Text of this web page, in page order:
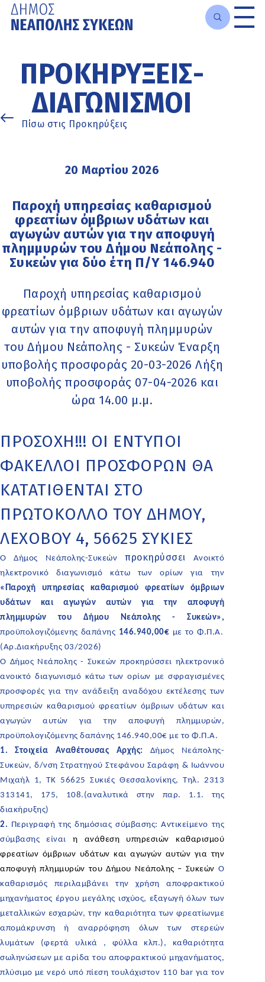
κυρίως
περιεχόμενο
ΠΡΟΚΗΡΎΞΕΙΣ-
ΔΙΑΓΩΝΙΣΜΟΊ
Πίσω στις Προκηρύξεις
20 Μαρτίου 2026
Παροχή υπηρεσίας καθαρισμού
φρεατίων όμβριων υδάτων και
αγωγών αυτών για την αποφυγή
πλημμυρών του Δήμου Νεάπολης -
Συκεών για δύο έτη Π/Υ 146.940
Παροχή υπηρεσίας καθαρισμού
φρεατίων όμβριων υδάτων και αγωγών
αυτών για την αποφυγή πλημμυρών
του Δήμου Νεάπολης - Συκεών Έναρξη
υποβολής προσφοράς 20-03-2026 Λήξη
υποβολής προσφοράς 07-04-2026 και
ώρα 14.00 μ.μ.
ΠΡΟΣΟΧΗ!!! ΟΙ ΕΝΤΥΠΟΙ
ΦΑΚΕΛΛΟΙ ΠΡΟΣΦΟΡΩΝ ΘΑ
ΚΑΤΑΤΙΘΕΝΤΑΙ ΣΤΟ
ΠΡΩΤΟΚΟΛΛΟ ΤΟΥ ΔΗΜΟΥ,
ΛΕΧΟΒΟΥ 4, 56625 ΣΥΚΙΕΣ
Ο Δήμος Νεάπολης-Συκεώνπροκηρύσσει
Ανοικτό
ηλεκτρονικό διαγωνισμό κάτω των ορίων για την
«Παροχή υπηρεσίας καθαρισμού φρεατίων όμβριων
υδάτων και αγωγών αυτών για την αποφυγή
πλημμυρών του Δήμου Νεάπολης - Συκεών»,
προϋπολογιζόμενης δαπάνης 146.940,00€ με το Φ.Π.Α.
(Αρ.Διακήρυξης 03/2026)
Ο Δήμος Νεάπολης - Συκεών προκηρύσσει ηλεκτρονικό
ανοικτό διαγωνισμό κάτω των ορίων με σφραγισμένες
προσφορές για την ανάδειξη αναδόχου εκτέλεσης των
υπηρεσιών καθαρισμού φρεατίων όμβριων υδάτων και
αγωγών αυτών για την αποφυγή πλημμυρών,
προϋπολογιζόμενης δαπάνης 146.940,00€ με το Φ.Π.Α.
1. Στοιχεία Αναθέτουσας Αρχής:
Δήμος Νεάπολης-
Συκεών, δ/νση Στρατηγού Στεφάνου Σαράφη & Ιωάννου
Μιχαήλ 1, ΤΚ 56625 Συκιές Θεσσαλονίκης, Τηλ. 2313
313141, 175, 108.(αναλυτικά στην παρ. 1.1. της
διακήρυξης)
2. Περιγραφή της δημόσιας σύμβασης: Αντικείμενο της
σύμβασης είναι η ανάθεση υπηρεσιών καθαρισμού
φρεατίων όμβριων υδάτων και αγωγών αυτών για την
αποφυγή πλημμυρών του Δήμου Νεάπολης – Συκεών Ο
καθαρισμός περιλαμβάνει την χρήση αποφρακτικού
μηχανήματος έργου μεγάλης ισχύος, εξαγωγή όλων των
μεταλλικών εσχαρών, την καθαριότητα των φρεατίωνμε
απομάκρυνση ή αναρρόφηση όλων των στερεών
λυμάτων (φερτά υλικά , φύλλα κλπ.), καθαριότητα
σωληνώσεων με αρίδα του αποφρακτικού μηχανήματος,
πλύσιμο με νερό υπό πίεση τουλάχιστον 110 bar για τον